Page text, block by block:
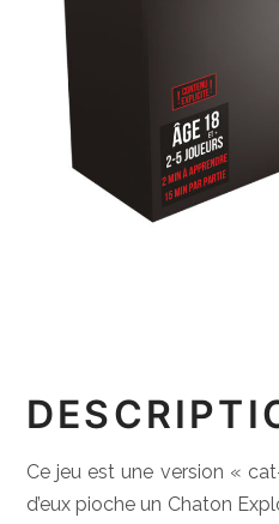
Ce jeu est une version «
d’eux pioche un Chaton